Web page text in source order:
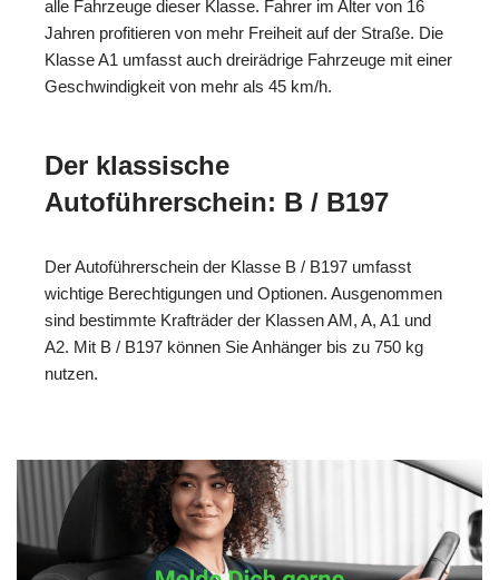
alle Fahrzeuge dieser Klasse. Fahrer im Alter von 16
Jahren profitieren von mehr Freiheit auf der Straße. Die
Klasse A1 umfasst auch dreirädrige Fahrzeuge mit einer
Geschwindigkeit von mehr als 45 km/h.
Der klassische
Autoführerschein: B / B197
Der Autoführerschein der Klasse B / B197 umfasst
wichtige Berechtigungen und Optionen. Ausgenommen
sind bestimmte Krafträder der Klassen AM, A, A1 und
A2. Mit B / B197 können Sie Anhänger bis zu 750 kg
nutzen.